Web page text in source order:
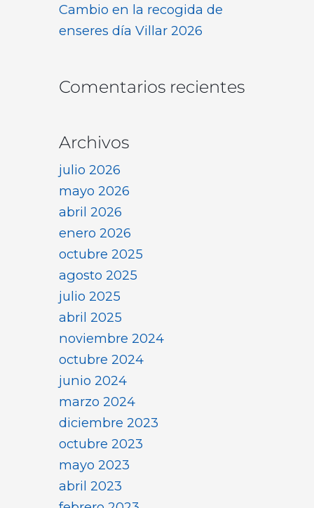
Cambio en la recogida de
enseres día Villar 2026
Comentarios recientes
Archivos
julio 2026
mayo 2026
abril 2026
enero 2026
octubre 2025
agosto 2025
julio 2025
abril 2025
noviembre 2024
octubre 2024
junio 2024
marzo 2024
diciembre 2023
octubre 2023
mayo 2023
abril 2023